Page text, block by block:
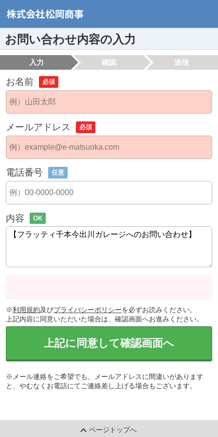
お問い合わせ内容の入力
入力 確認 送信
お名前 必須
メールアドレス 必須
電話番号 任意
内容 OK
※利用規約及びプライバシーポリシーを必ずお読みください。
上記内容に同意いただいた場合は、確認画面へお進みください。
上記に同意して確認画面へ
※メール連絡をご希望でも、メールアドレスに間違いがあります
と、やむなくお電話にてご連絡差し上げる場合もございます。
ページトップへ